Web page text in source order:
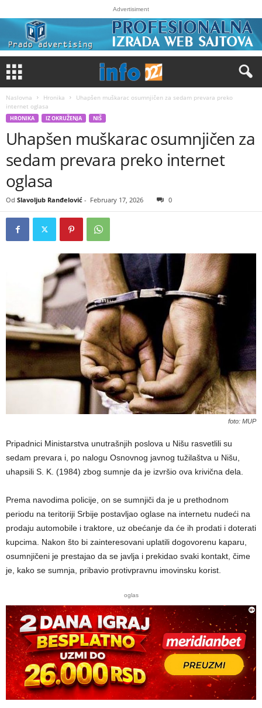
Advertisiment
Naslovna Hronika
Uhapšen muškarac osumnjičen za sedam prevara preko
internet oglasa
HRONIKA IZ OKRUŽENJA NIŠ
Uhapšen muškarac osumnjičen za
sedam prevara preko internet
oglasa
Od Slavoljub Ranđelović - February 17, 2026 0
foto: MUP
Pripadnici Ministarstva unutrašnjih poslova u Nišu rasvetlili su
sedam prevara i, po nalogu Osnovnog javnog tužilaštva u Nišu,
uhapsili S. K. (1984) zbog sumnje da je izvršio ova krivična dela.
Prema navodima policije, on se sumnjiči da je u prethodnom
periodu na teritoriji Srbije postavljao oglase na internetu nudeći na
prodaju automobile i traktore, uz obećanje da će ih prodati i doterati
kupcima. Nakon što bi zainteresovani uplatili dogovorenu kaparu,
osumnjičeni je prestajao da se javlja i prekidao svaki kontakt, čime
je, kako se sumnja, pribavio protivpravnu imovinsku korist.
oglas